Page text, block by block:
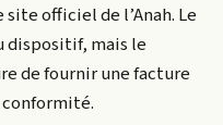
officiel de l’Anah. Le
dispositif, mais le
de fournir une facture